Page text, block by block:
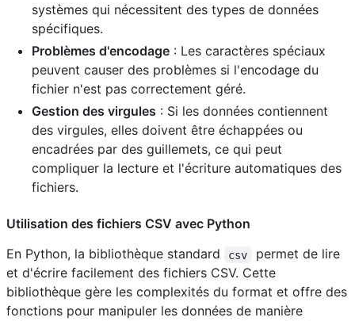
systèmes qui nécessitent des types de données
spécifiques.
Problèmes d'encodage : Les caractères spéciaux
peuvent causer des problèmes si l'encodage du
fichier n'est pas correctement géré.
Gestion des virgules : Si les données contiennent
des virgules, elles doivent être échappées ou
encadrées par des guillemets, ce qui peut
compliquer la lecture et l'écriture automatiques des
fichiers.
Utilisation des fichiers CSV avec Python
En Python, la bibliothèque standard
csv
permet de lire
et d'écrire facilement des fichiers CSV. Cette
bibliothèque gère les complexités du format et offre des
fonctions pour manipuler les données de manière